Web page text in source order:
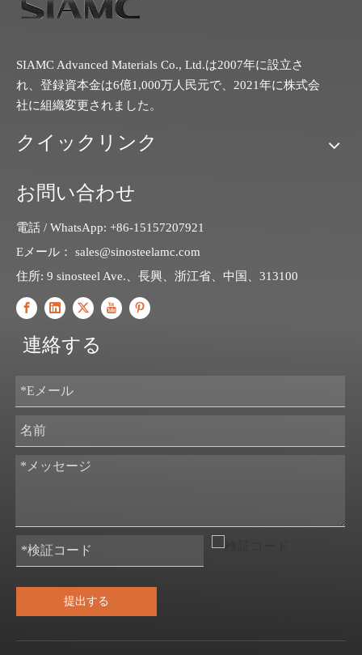
SIAMC Advanced Materials Co., Ltd.は2007年に設立さ
れ、登録資本金は6億1,000万人民元で、2021年に株式会
社に組織変更されました。
クイックリンク
お問い合わせ
電話 / WhatsApp: +86-15157207921
Eメール： sales@sinosteelamc.com
住所: 9 sinosteel Ave.、長興、浙江省、中国、313100
連絡する
提出する